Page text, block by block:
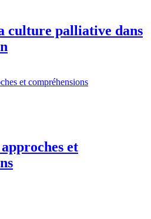
culture palliative dans
et